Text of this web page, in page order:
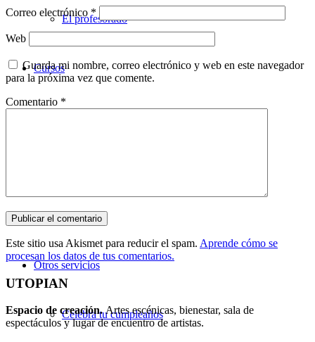
El profesorado
Cursos
Música
Otros servicios
Celebra tu cumpleaños
Correo electrónico *
Web
Guarda mi nombre, correo electrónico y web en este navegador
para la próxima vez que comente.
Comentario *
Este sitio usa Akismet para reducir el spam. Aprende cómo se
procesan los datos de tus comentarios.
UTOPIAN
Espacio de creación.Artes escénicas, bienestar, sala de
espectáculos y lugar de encuentro de artistas.